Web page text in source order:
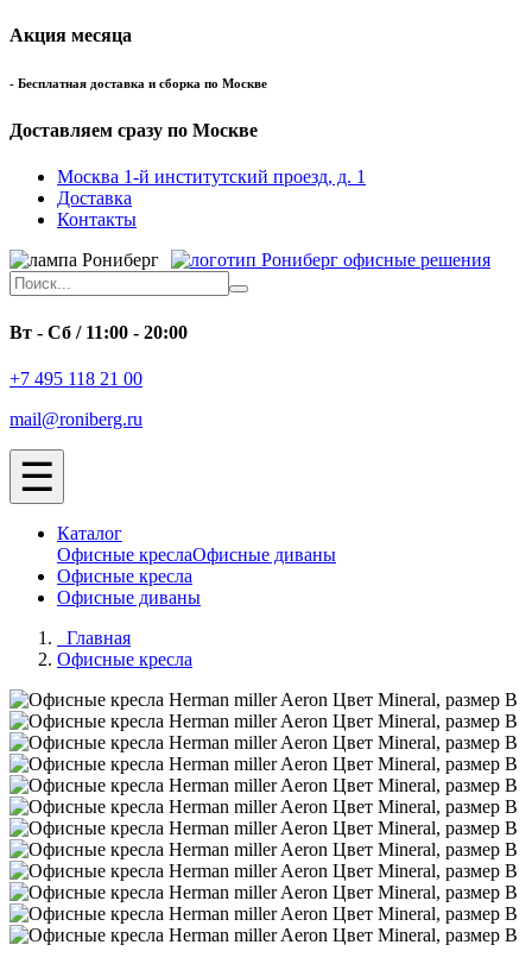
Акция месяца
- Бесплатная доставка и сборка по Москве
Доставляем сразу по Москве
Москва 1-й институтский проезд, д. 1
Доставка
Контакты
офисные решения
Вт - Сб / 11:00 - 20:00
+7 495 118 21 00
mail@roniberg.ru
☰
Каталог
Офисные креслаОфисные диваны
Офисные кресла
Офисные диваны
Главная
Офисные кресла